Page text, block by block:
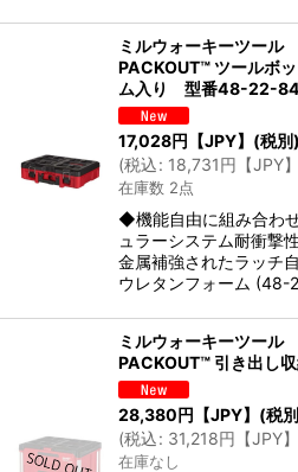
ミルウォーキーツー
PACKOUT™ ツール
ム入り 型番48-22-
17,028円【JPY】 (税別)
(税込: 18,731円【JPY】
在庫数 2点
◆機能自由に組み合わ
ュラーシステム耐衝撃
金属補強されたラッチ
ウレタンフォーム
ミルウォーキーツー
PACKOUT™ 引き出し
28,380円【JPY】 (税
(税込: 31,218円【JPY】
在庫なし